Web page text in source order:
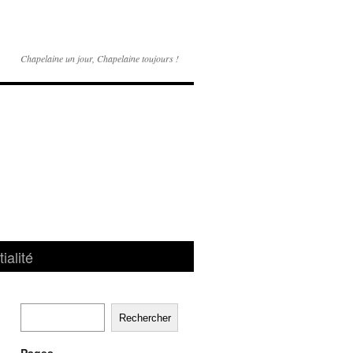
Chapelaine un jour, Chapelaine toujours !
Rechercher